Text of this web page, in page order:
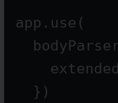
app. use (
})